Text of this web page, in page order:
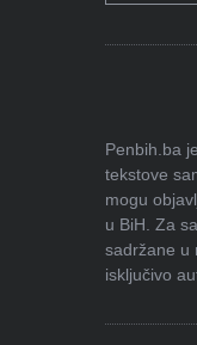
Penbih.ba
tekstove
mogu
u BiH. Za
sadržane u
isključivo